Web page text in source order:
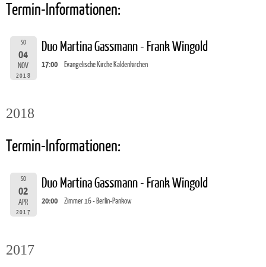
Termin-Informationen:
SO
04
NOV
2018
Duo Martina Gassmann - Frank Wingold
17:00 Evangelische Kirche Kaldenkirchen
2018
Termin-Informationen:
SO
02
APR
2017
Duo Martina Gassmann - Frank Wingold
20:00 Zimmer 16 - Berlin-Pankow
2017